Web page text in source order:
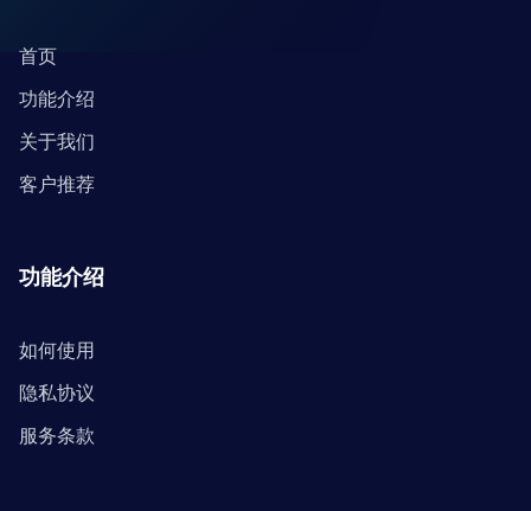
首页
功能介绍
关于我们
客户推荐
功能介绍
如何使用
隐私协议
服务条款